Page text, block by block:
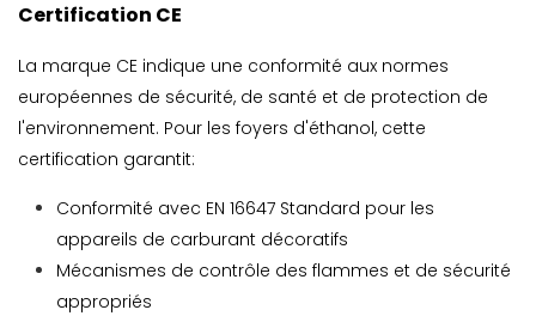
Certification CE
La marque CE indique une conformité aux normes
européennes de sécurité, de santé et de protection de
l'environnement. Pour les foyers d'éthanol, cette
certification garantit:
Conformité avec EN 16647 Standard pour les
appareils de carburant décoratifs
Mécanismes de contrôle des flammes et de sécurité
appropriés